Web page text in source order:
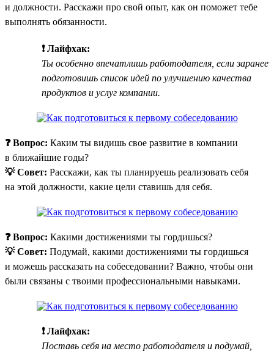
и должности. Расскажи про свой опыт, как он поможет тебе
выполнять обязанности.
❗ Лайфхак:
Ты особенно впечатлишь работодателя, если заранее
подготовишь список идей по улучшению качества
продуктов и услуг компании.
❓ Вопрос: Каким ты видишь свое развитие в компании
в ближайшие годы?
💡 Совет: Расскажи, как ты планируешь реализовать себя
на этой должности, какие цели ставишь для себя.
❓ Вопрос: Какими достижениями ты гордишься?
💡 Совет: Подумай, какими достижениями ты гордишься
и можешь рассказать на собеседовании? Важно, чтобы они
были связаны с твоими профессиональными навыками.
❗ Лайфхак:
Поставь себя на место работодателя и подумай,